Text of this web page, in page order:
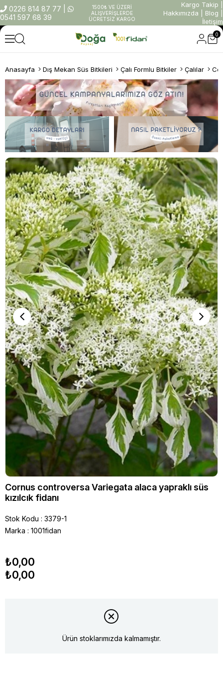
0226 814 87 77
0541 597 68 39
1500₺ VE ÜZERİ
ALIŞVERİŞLERDE
ÜCRETSİZ KARGO
Kargo Takip
Hakkımızda
Blog
İletişim
0
Anasayfa Dış Mekan Süs Bitkileri Çalı Formlu Bitkiler Çalılar
Cornus controversa Variegata alaca yapraklı süs
kızılcık fidanı
Stok Kodu
3379-1
Marka : 1001fidan
₺0,00
₺0,00
Ürün stoklarımızda kalmamıştır.